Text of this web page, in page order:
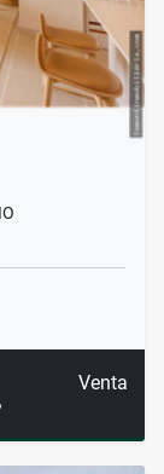
Venta